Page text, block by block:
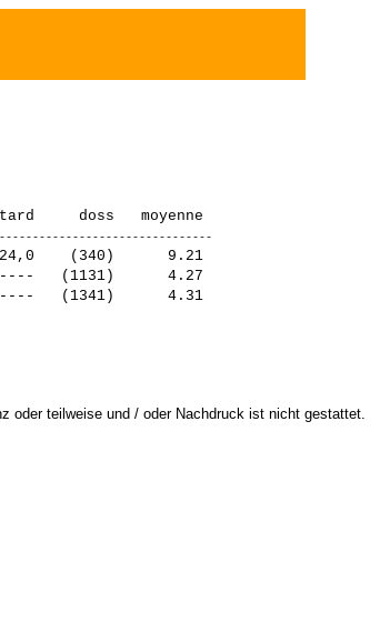
(340)      9.21
(1131)      4.27
oder teilweise und / oder Nachdruck ist nicht gestattet.